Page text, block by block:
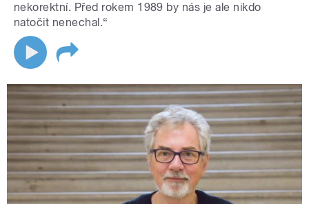
nekorektní. Před rokem 1989 by nás je ale nikdo
natočit nenechal.“